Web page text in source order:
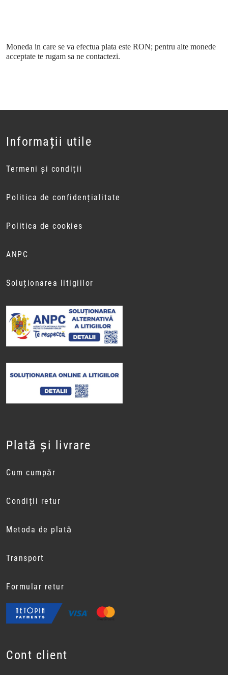
Moneda in care se va efectua plata este RON; pentru alte monede
acceptate te rugam sa ne contactezi.
Informații utile
Termeni și condiții
Politica de confidențialitate
Politica de cookies
ANPC
Soluționarea litigiilor
Plată și livrare
Cum cumpăr
Condiții retur
Metoda de plată
Transport
Formular retur
Cont client